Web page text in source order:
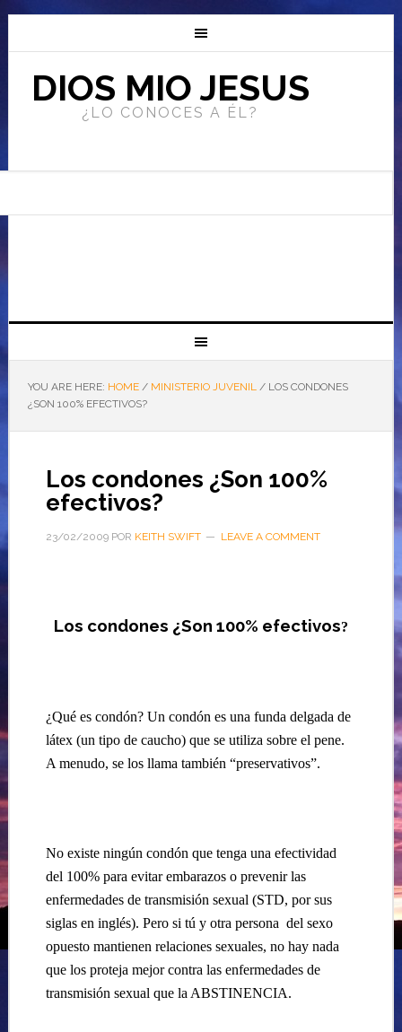
DIOS MIO JESUS
¿LO CONOCES A ÉL?
YOU ARE HERE: HOME / MINISTERIO JUVENIL /LOS CONDONES
¿SON 100% EFECTIVOS?
Los condones ¿Son 100%
efectivos?
23/02/2009POR KEITH SWIFT LEAVE A COMMENT
Los condones ¿Son 100% efectivos?
¿Qué es condón? Un condón es una funda delgada de
látex (un tipo de caucho) que se utiliza sobre el pene.
A menudo, se los llama también “preservativos”.
No existe ningún condón que tenga una efectividad
del 100% para evitar embarazos o prevenir las
enfermedades de transmisión sexual (STD, por sus
siglas en inglés). Pero si tú y otra persona del sexo
opuesto mantienen relaciones sexuales, no hay nada
que los proteja mejor contra las enfermedades de
transmisión sexual que la ABSTINENCIA.